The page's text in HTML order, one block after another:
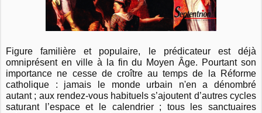
Figure familière et populaire, le prédicateur est déjà
omniprésent en ville à la fin du Moyen Âge. Pourtant son
importance ne cesse de croître au temps de la Réforme
catholique : jamais le monde urbain n'en a dénombré
autant ; aux rendez-vous habituels s’ajoutent d’autres cycles
saturant l’espace et le calendrier ; tous les sanctuaires